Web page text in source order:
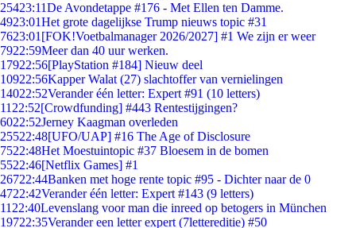
25423:11De Avondetappe #176 - Met Ellen ten Damme.
4923:01Het grote dagelijkse Trump nieuws topic #31
7623:01 [FOK!Voetbalmanager 2026/2027] #1 We zijn er weer
7922:59Meer dan 40 uur werken.
17922:56[PlayStation #184] Nieuw deel
10922:56Kapper Walat (27) slachtoffer van vernielingen
14022:52Verander één letter: Expert #91 (10 letters)
11 22:52[Crowdfunding] #443 Rentestijgingen?
6022:52Jerney Kaagman overleden
25522:48[UFO/UAP] #16 The Age of Disclosure
7522:48Het Moestuintopic #37 Bloesem in de bomen
5522:46[Netflix Games] #1
26722:44Banken met hoge rente topic #95 - Dichter naar de 0
4722:42Verander één letter: Expert #143 (9 letters)
11 22:40Levenslang voor man die inreed op betogers in München
19722:35Verander een letter expert (7lettereditie) #50